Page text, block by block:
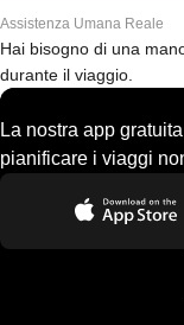
Assistenza Umana Reale
Hai bisogno di una
durante il viaggio.
La nostra app
pianificare i viaggi